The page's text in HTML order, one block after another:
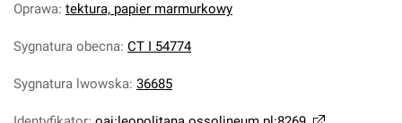
Oprawa: tektura, papier marmurkowy
Sygnatura obecna: CT I 54774
Sygnatura lwowska: 36685